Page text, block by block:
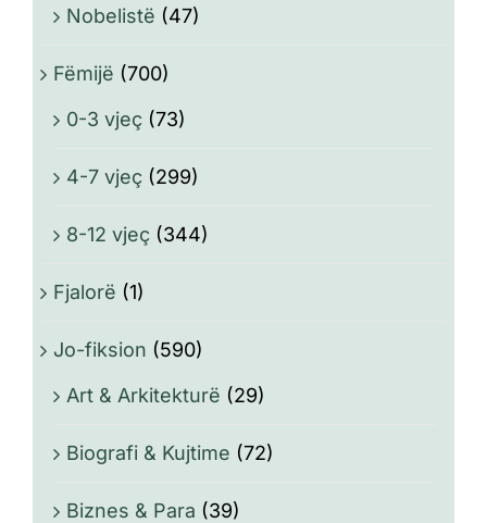
Nobelistë (47)
Fëmijë (700)
0-3 vjeç (73)
4-7 vjeç (299)
8-12 vjeç (344)
Fjalorë (1)
Jo-fiksion (590)
Art & Arkitekturë (29)
Biografi & Kujtime (72)
Biznes & Para (39)